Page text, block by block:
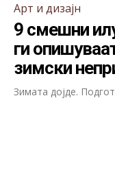
Арт и дизајн
9 смешни
ги
зимски
Зимата дојде.